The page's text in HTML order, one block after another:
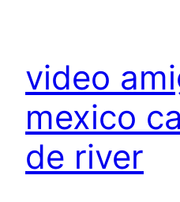
video
mexico
de river